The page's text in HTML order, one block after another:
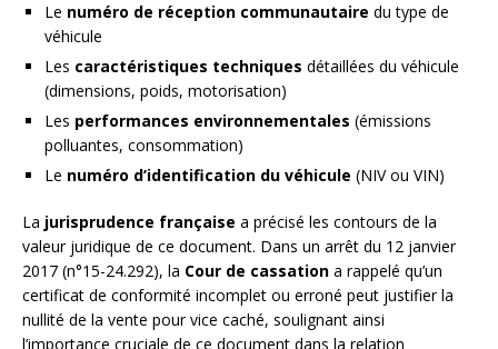
Le numéro de réception communautaire du type de
véhicule
Les caractéristiques techniques détaillées du véhicule
(dimensions, poids, motorisation)
Les performances environnementales (émissions
polluantes, consommation)
Le numéro d’identification du véhicule (NIV ou VIN)
La jurisprudence française a précisé les contours de la
valeur juridique de ce document. Dans un arrêt du 12 janvier
2017 (n°15-24.292), la Cour de cassation a rappelé qu’un
certificat de conformité incomplet ou erroné peut justifier la
nullité de la vente pour vice caché, soulignant ainsi
l’importance cruciale de ce document dans la relation